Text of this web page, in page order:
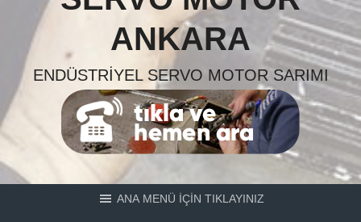
ANKARA
ENDÜSTRIYEL SERVO MOTOR SARIMI
ANA MENÜ İÇİN TIKLAYINIZ